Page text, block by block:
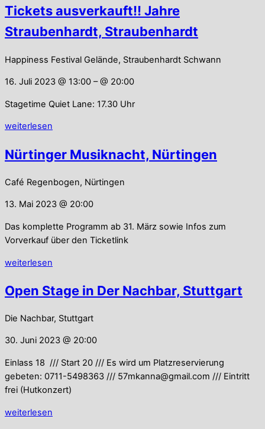
Tickets ausverkauft!! Jahre
Straubenhardt, Straubenhardt
Happiness Festival Gelände, Straubenhardt Schwann
16. Juli 2023 @ 13:00 – @ 20:00
Stagetime Quiet Lane: 17.30 Uhr
weiterlesen
Nürtinger Musiknacht, Nürtingen
Café Regenbogen, Nürtingen
13. Mai 2023 @ 20:00
Das komplette Programm ab 31. März sowie Infos zum
Vorverkauf über den Ticketlink
weiterlesen
Open Stage in Der Nachbar, Stuttgart
Die Nachbar, Stuttgart
30. Juni 2023 @ 20:00
Einlass 18 /// Start 20 /// Es wird um Platzreservierung
gebeten: 0711-5498363 /// 57mkanna@gmail.com /// Eintritt
frei (Hutkonzert)
weiterlesen